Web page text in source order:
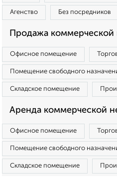
Агенство Без посредников
Продажа
Офисное помещение
Помещение свободного
Складское помещение
Аренда коммерческой
Офисное помещение
Помещение свободного
Складское помещение